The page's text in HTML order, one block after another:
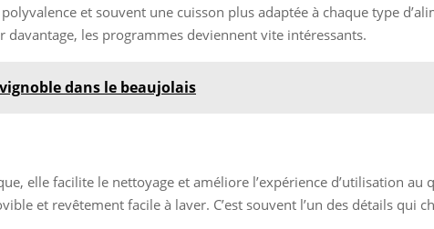
et souvent une cuisson plus adaptée à chaque type
les programmes deviennent vite intéressants.
dans le beaujolais
elle facilite le nettoyage et améliore l’expérience d’utilisation au
et revêtement facile à laver. C’est souvent l’un des détails qui